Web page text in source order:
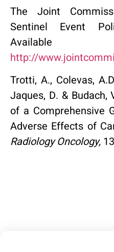
The Joint
Sentinel Event
http://
Trotti, A., Colevas,
Jaques, D. &
of a
Adverse Effects of
Radiology Oncology,